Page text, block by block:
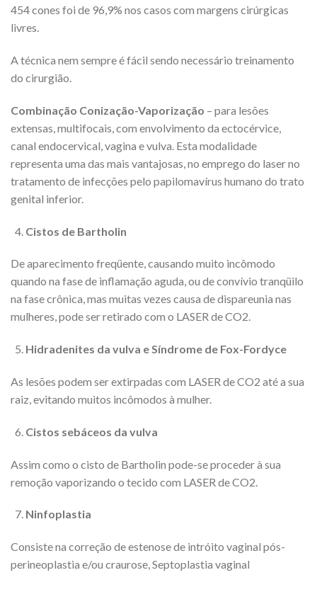
454 cones foi de 96,9% nos casos com margens cirúrgicas
livres.
A técnica nem sempre é fácil sendo necessário treinamento
do cirurgião.
Combinação Conização-Vaporização – para lesões
extensas, multifocais, com envolvimento da ectocérvice,
canal endocervical, vagina e vulva. Esta modalidade
representa uma das mais vantajosas, no emprego do laser no
tratamento de infecções pelo papilomavírus humano do trato
genital inferior.
Cistos de Bartholin
De aparecimento freqüente, causando muito incômodo
quando na fase de inflamação aguda, ou de convívio tranqüilo
na fase crônica, mas muitas vezes causa de dispareunia nas
mulheres, pode ser retirado com o LASER de CO2.
Hidradenites da vulva e Síndrome de Fox-Fordyce
As lesões podem ser extirpadas com LASER de CO2 até a sua
raiz, evitando muitos incômodos à mulher.
Cistos sebáceos da vulva
Assim como o cisto de Bartholin pode-se proceder à sua
remoção vaporizando o tecido com LASER de CO2.
Ninfoplastia
Consiste na correção de estenose de intróito vaginal pós-
perineoplastia e/ou craurose, Septoplastia vaginal